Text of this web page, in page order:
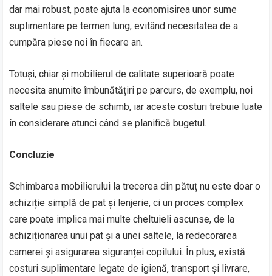
dar mai robust, poate ajuta la economisirea unor sume
suplimentare pe termen lung, evitând necesitatea de a
cumpăra piese noi în fiecare an.
Totuși, chiar și mobilierul de calitate superioară poate
necesita anumite îmbunătățiri pe parcurs, de exemplu, noi
saltele sau piese de schimb, iar aceste costuri trebuie luate
în considerare atunci când se planifică bugetul.
Concluzie
Schimbarea mobilierului la trecerea din pătuț nu este doar o
achiziție simplă de pat și lenjerie, ci un proces complex
care poate implica mai multe cheltuieli ascunse, de la
achiziționarea unui pat și a unei saltele, la redecorarea
camerei și asigurarea siguranței copilului. În plus, există
costuri suplimentare legate de igienă, transport și livrare,